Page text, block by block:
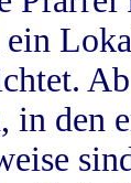
ein
in den